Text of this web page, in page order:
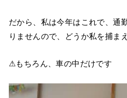
だから、私は今年はこれで、通
りませんので、どうか私を捕ま
⚠もちろん、車の中だけです